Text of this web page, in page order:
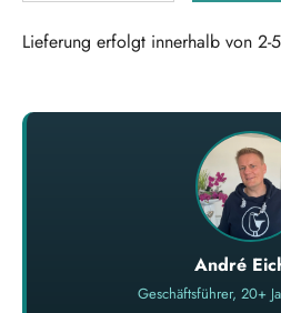
Lieferung erfolgt innerhalb von 2-
André
Geschäftsführer, 20+